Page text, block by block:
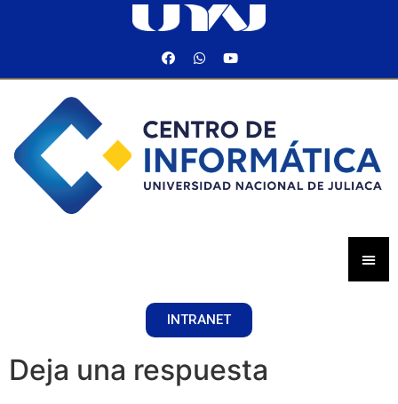
INTRANET
Deja una respuesta